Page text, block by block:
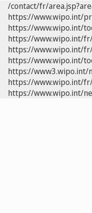
/contact/fr/
https://www.wipo.int/
https://www.wipo.int/
https://www.wipo.int/
https://www.wipo.int/
https://www.wipo.int/
https://
https://www.wipo.int/
https://www.wipo.int/